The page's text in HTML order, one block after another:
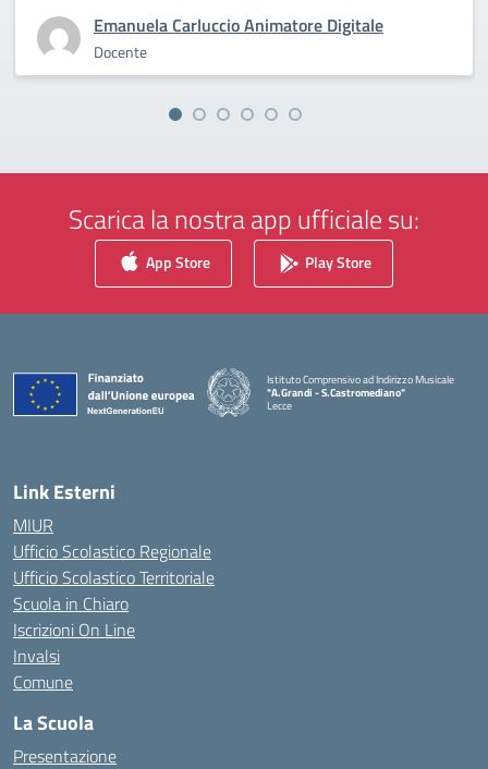
Emanuela Carluccio Animatore Digitale
Docente
Scarica la nostra app ufficiale su:
App Store Play Store
Istituto Comprensivo ad Indirizzo Musicale
"A.Grandi - S.Castromediano"
Lecce
Link Esterni
MIUR
Ufficio Scolastico Regionale
Ufficio Scolastico Territoriale
Scuola in Chiaro
Iscrizioni On Line
Invalsi
Comune
La Scuola
Presentazione